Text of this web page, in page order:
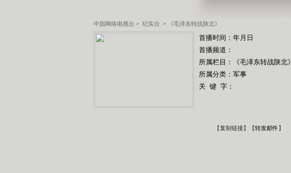
中国网络电视台 > 纪实台 > 《毛泽东转战陕北》
首播时间：年月日
首播频道：
所属栏目：
《毛泽东转战陕北》
所属分类：军事
关 键 字：
【复制链接】【转发邮件 】